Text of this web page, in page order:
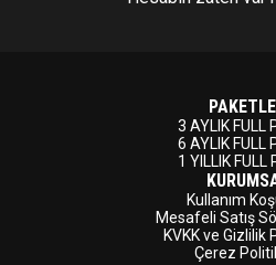
3 AYLIK FULL
6 AYLIK FULL
1 YILLIK FULL
Kullanım
Mesafeli Satış
KVKK ve Gizlilik
Çerez